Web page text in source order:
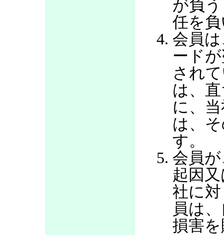
が負
任を
会員
ード
され
は、
に、
は、
す。
会員
起因
社に
員は
損害